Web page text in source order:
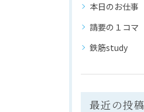
本日のお仕事
請要の１コマ
鉄筋study
最近の投稿